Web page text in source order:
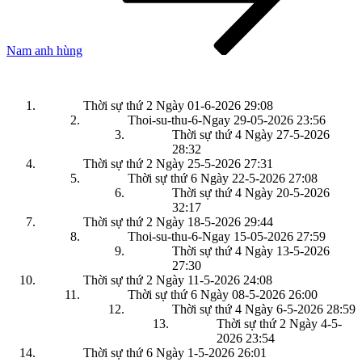
Nam anh hùng
Thời sự thứ 2 Ngày 01-6-2026 29:08
Thoi-su-thu-6-Ngay 29-05-2026 23:56
Thời sự thứ 4 Ngày 27-5-2026
28:32
Thời sự thứ 2 Ngày 25-5-2026 27:31
Thời sự thứ 6 Ngày 22-5-2026 27:08
Thời sự thứ 4 Ngày 20-5-2026
32:17
Thời sự thứ 2 Ngày 18-5-2026 29:44
Thoi-su-thu-6-Ngay 15-05-2026 27:59
Thời sự thứ 4 Ngày 13-5-2026
27:30
Thời sự thứ 2 Ngày 11-5-2026 24:08
Thời sự thứ 6 Ngày 08-5-2026 26:00
Thời sự thứ 4 Ngày 6-5-2026 28:59
Thời sự thứ 2 Ngày 4-5-
2026 23:54
Thời sự thứ 6 Ngày 1-5-2026 26:01